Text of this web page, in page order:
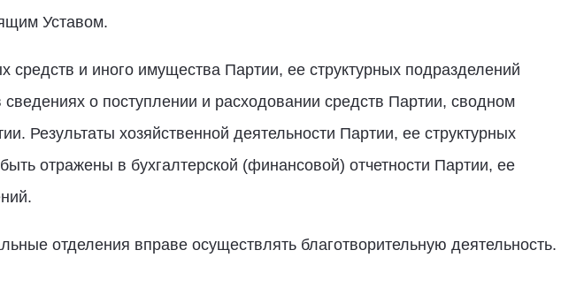
Уставом.
средств и иного имущества Партии, ее структурных подразделений
о поступлении и расходовании средств Партии, сводном
Результаты хозяйственной деятельности Партии, ее структурных
отражены в бухгалтерской (финансовой) отчетности Партии, ее
отделения вправе осуществлять благотворительную деятельность.